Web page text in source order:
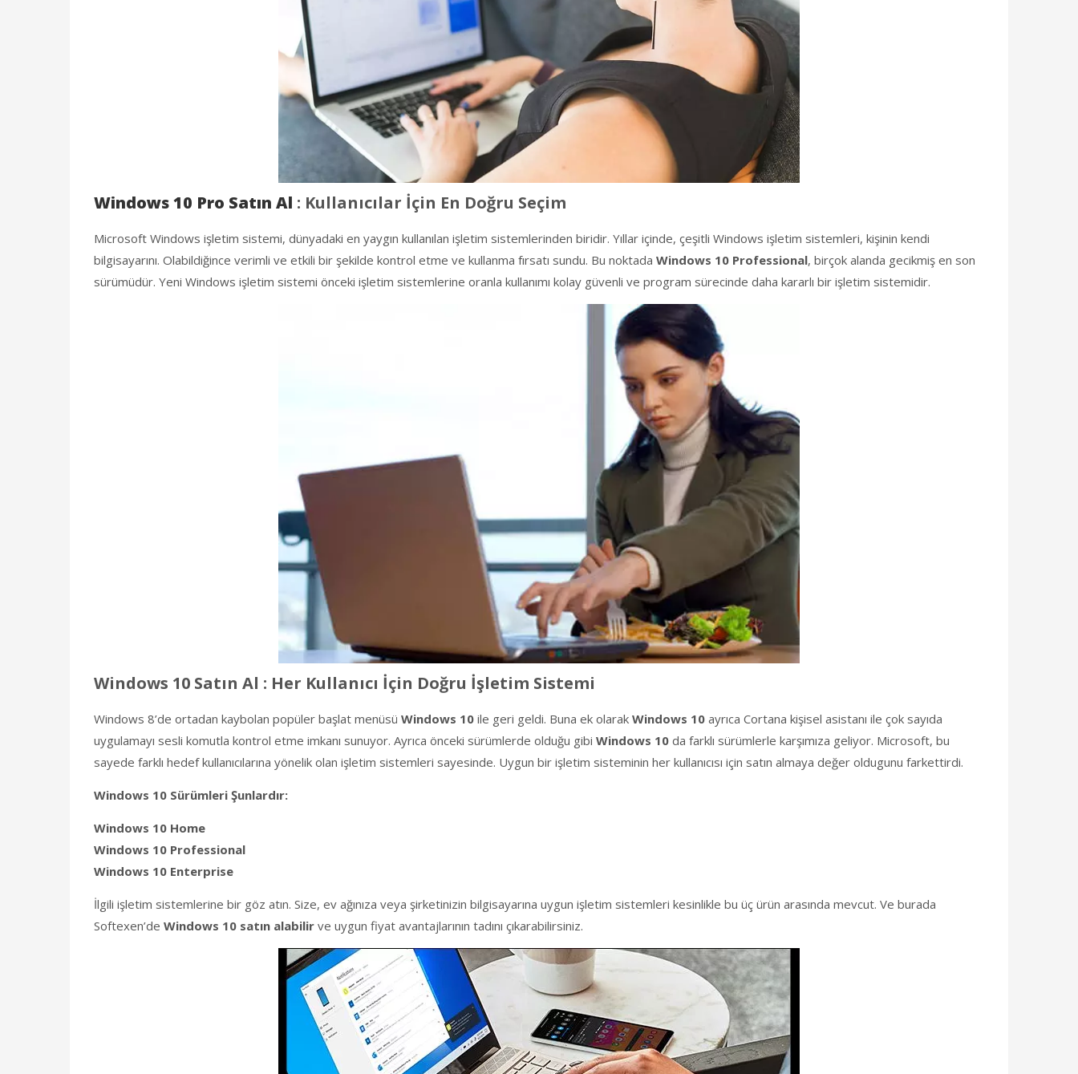
Windows 10 Pro Satın Al : Kullanıcılar İçin En Doğru Seçim
Microsoft Windows işletim sistemi, dünyadaki en yaygın kullanılan işletim sistemlerinden biridir. Yıllar içinde, çeşitli Windows işletim sistemleri, kişinin kendi
bilgisayarını. Olabildiğince verimli ve etkili bir şekilde kontrol etme ve kullanma fırsatı sundu. Bu noktada Windows 10 Professional, birçok alanda gecikmiş en son
sürümüdür. Yeni Windows işletim sistemi önceki işletim sistemlerine oranla kullanımı kolay güvenli ve program sürecinde daha kararlı bir işletim sistemidir.
Windows 10 Satın Al : Her Kullanıcı İçin Doğru İşletim Sistemi
Windows 8’de ortadan kaybolan popüler başlat menüsü Windows 10 ile geri geldi. Buna ek olarak Windows 10 ayrıca Cortana kişisel asistanı ile çok sayıda
uygulamayı sesli komutla kontrol etme imkanı sunuyor. Ayrıca önceki sürümlerde olduğu gibi Windows 10 da farklı sürümlerle karşımıza geliyor. Microsoft, bu
sayede farklı hedef kullanıcılarına yönelik olan işletim sistemleri sayesinde. Uygun bir işletim sisteminin her kullanıcısı için satın almaya değer oldugunu farkettirdi.
Windows 10 Sürümleri Şunlardır:
Windows 10 Home
Windows 10 Professional
Windows 10 Enterprise
İlgili işletim sistemlerine bir göz atın. Size, ev ağınıza veya şirketinizin bilgisayarına uygun işletim sistemleri kesinlikle bu üç ürün arasında mevcut. Ve burada
Softexen’de Windows 10 satın alabilir ve uygun fiyat avantajlarının tadını çıkarabilirsiniz.